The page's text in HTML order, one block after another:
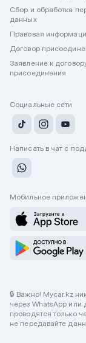
Сбор и обработка
данных
Правовая
Договор
Заявление к
присоединения
Социальные сети
Написать в чат с
Мобильное
🔒 Важно! Mycar.kz
через WhatsApp
проводятся только
не передавайте